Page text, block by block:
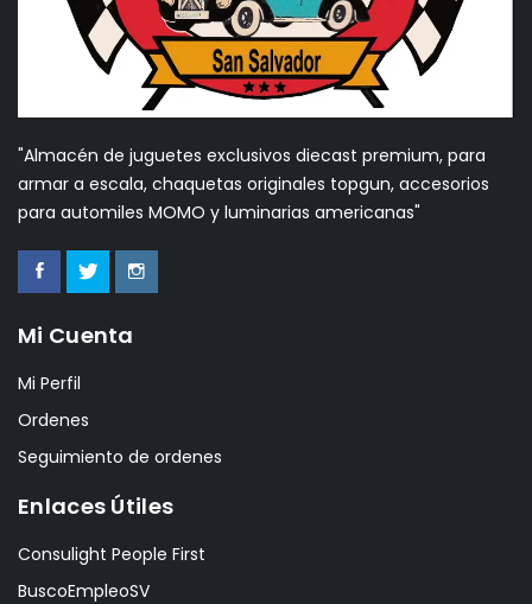
"Almacén de juguetes exclusivos diecast premium, para
armar a escala, chaquetas originales topgun, accesorios
para automiles MOMO y luminarias americanas"
Mi Cuenta
Mi Perfil
Ordenes
Seguimiento de ordenes
Enlaces Útiles
Consulight People First
BuscoEmpleoSV